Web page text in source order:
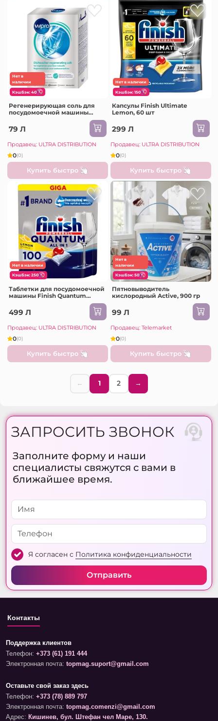
Нет в
наличии
КэшБэк: 40
Регенерирующая соль для
посудомоечной машины
79 Л
Продавец: ULTRA DISTRIBUTION
0(0)
Купить быстро
Нет в наличии
КэшБэк: 150
Капсулы Finish Ultimate
Lemon, 60 шт
299 Л
Продавец: ULTRA DISTRIBUTION
0(0)
Купить быстро
Нет в наличии
КэшБэк: 250
Таблетки для посудомоечной
машины Finish Quantum
499 Л
Продавец: ULTRA DISTRIBUTION
0(0)
Купить быстро
Нет в
наличии
КэшБэк: 50
Пятновыводитель
кислородный Active, 900 гр
99 Л
Продавец: Telemarket
0(0)
Купить быстро
← 1 2 →
ЗАПРОСИТЬ ЗВОНОК
Заполните форму и наши
специалисты свяжутся с вами в
ближайшее время.
Я согласен с Политика конфиденциальности
Отправить
Контакты
Поддержка клиентов
Телефон: +373 (61) 191 444
Электронная почта: topmag.suport@gmail.com
Оставьте свой заказ здесь
Телефон: +373 (78) 889 797
Электронная почта: topmag.comenzi@gmail.com
Адрес: Кишинев, бул. Штефан чел Маре, 130.